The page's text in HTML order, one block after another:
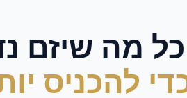
כל מה שיזם
להכניס